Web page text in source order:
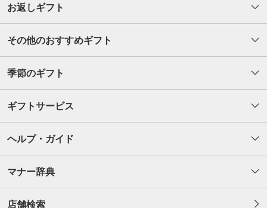
お返しギフト
その他のおすすめギフト
季節のギフト
ギフトサービス
ヘルプ・ガイド
マナー辞典
店舗検索